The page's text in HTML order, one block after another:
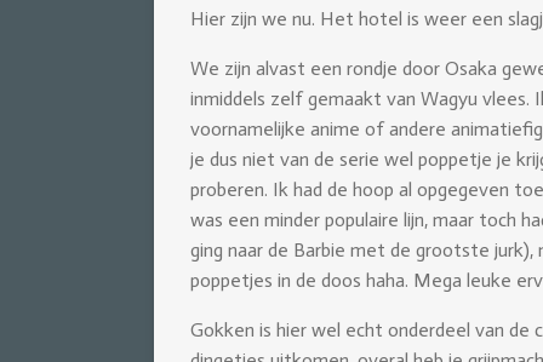
Hier zijn we nu. Het hotel is weer een
We zijn alvast een rondje door Osaka
inmiddels zelf gemaakt van Wagyu
voornamelijke anime of andere
je dus niet van de serie wel poppetje je
proberen. Ik had de hoop al opgegeven
was een minder populaire lijn, maar toch
ging naar de Barbie met de grootste
poppetjes in de doos haha. Mega leuke
Gokken is hier wel echt onderdeel van de